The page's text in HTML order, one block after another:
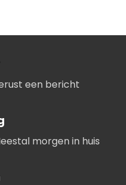
een bericht
morgen in huis